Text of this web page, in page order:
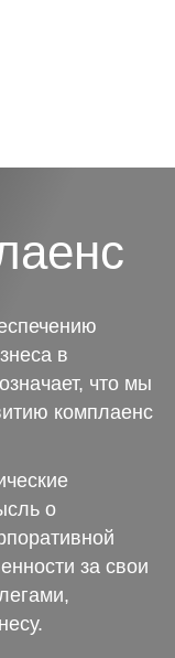
в
что мы
комплаенс
о
за свои